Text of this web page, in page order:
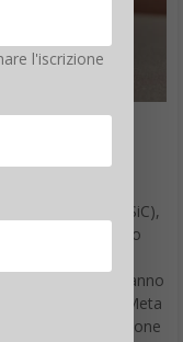
di uno
di silicio (SiC),
elettronici di uso
per la realtà
vicino a Meta hanno
Gli occhiali Meta
unità di elaborazione
l'iscrizione